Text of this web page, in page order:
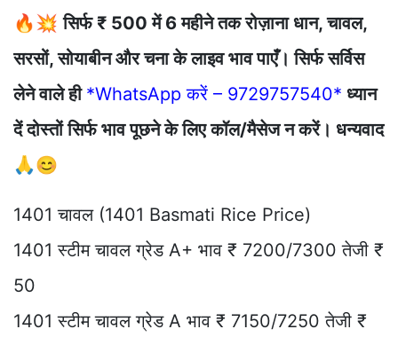
🔥💥सिर्फ ₹ 500 में 6 महीने तक रोज़ाना धान, चावल,
सरसों, सोयाबीन और चना के लाइव भाव पाएँ। सिर्फ सर्विस
लेने वाले ही *WhatsApp करें – 9729757540* ध्यान
दें दोस्तों सिर्फ भाव पूछने के लिए कॉल/मैसेज न करें। धन्यवाद
🙏😊
1401 चावल (1401 Basmati Rice Price)
1401 स्टीम चावल ग्रेड A+ भाव ₹ 7200/7300 तेजी ₹
50
1401 स्टीम चावल ग्रेड A भाव ₹ 7150/7250 तेजी ₹